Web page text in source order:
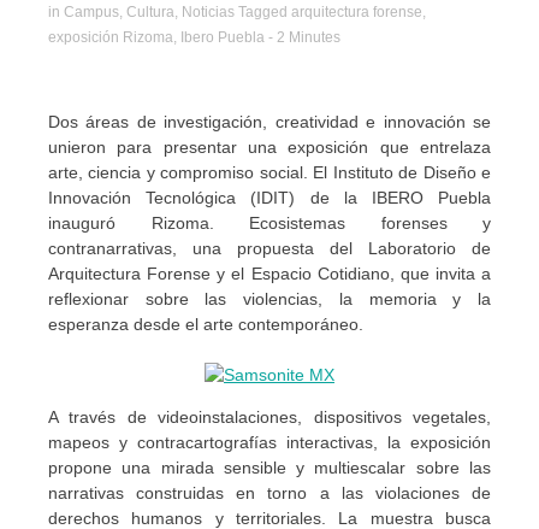
in Campus, Cultura, Noticias Tagged arquitectura forense,
exposición Rizoma, Ibero Puebla - 2 Minutes
Dos áreas de investigación, creatividad e innovación se
unieron para presentar una exposición que entrelaza
arte, ciencia y compromiso social. El Instituto de Diseño e
Innovación Tecnológica (IDIT) de la IBERO Puebla
inauguró Rizoma. Ecosistemas forenses y
contranarrativas, una propuesta del Laboratorio de
Arquitectura Forense y el Espacio Cotidiano, que invita a
reflexionar sobre las violencias, la memoria y la
esperanza desde el arte contemporáneo.
A través de videoinstalaciones, dispositivos vegetales,
mapeos y contracartografías interactivas, la exposición
propone una mirada sensible y multiescalar sobre las
narrativas construidas en torno a las violaciones de
derechos humanos y territoriales. La muestra busca